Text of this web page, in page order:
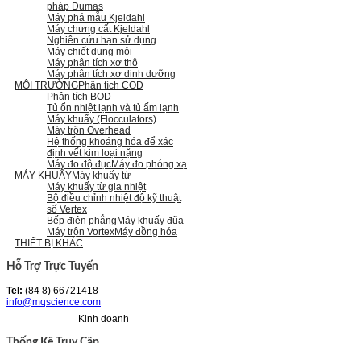
pháp Dumas
Máy phá mẫu Kjeldahl
Máy chưng cất Kjeldahl
Nghiên cứu hạn sử dụng
Máy chiết dung môi
Máy phân tích xơ thô
Máy phân tích xơ dinh dưỡng
MÔI TRƯỜNGPhân tích COD
Phân tích BOD
Tủ ổn nhiệt lạnh và tủ ấm lạnh
Máy khuấy (Flocculators)
Máy trộn Overhead
Hệ thống khoáng hóa để xác
định vết kim loại nặng
Máy đo độ đụcMáy đo phóng xạ
MÁY KHUẤYMáy khuấy từ
Máy khuấy từ gia nhiệt
Bộ điều chỉnh nhiệt độ kỹ thuật
số Vertex
Bếp điện phẳng Máy khuấy đũa
Máy trộn VortexMáy đồng hóa
THIẾT BỊ KHÁC
Hỗ Trợ Trực Tuyến
Tel: (84 8) 66721418
info@mqscience.com
Kinh doanh